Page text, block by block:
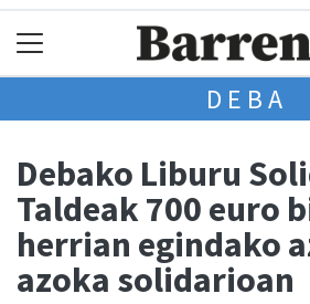
DEBA
Debako Liburu
Taldeak 700 euro
herrian egindako
azoka solidarioan